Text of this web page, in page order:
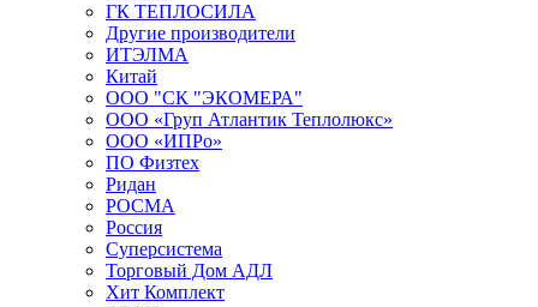
ГК ТЕПЛОСИЛА
Другие производители
ИТЭЛМА
Китай
ООО "СК "ЭКОМЕРА"
ООО «Груп Атлантик Теплолюкс»
ООО «ИПРо»
ПО Физтех
Ридан
РОСМА
Россия
Суперсистема
Торговый Дом АДЛ
Хит Комплект